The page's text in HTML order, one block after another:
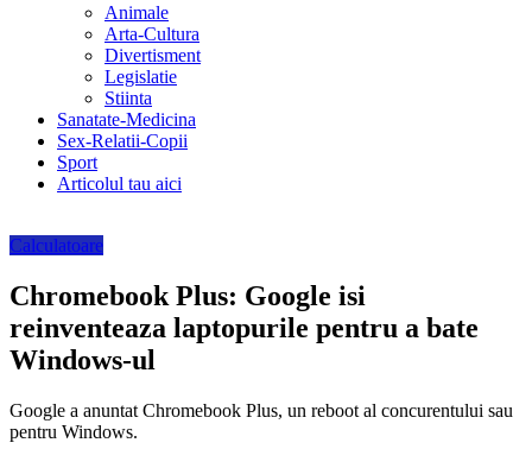
Animale
Arta-Cultura
Divertisment
Legislatie
Stiinta
Sanatate-Medicina
Sex-Relatii-Copii
Sport
Articolul tau aici
Calculatoare
Chromebook Plus: Google isi
reinventeaza laptopurile pentru a bate
Windows-ul
Google a anuntat Chromebook Plus, un reboot al concurentului sau
pentru Windows.